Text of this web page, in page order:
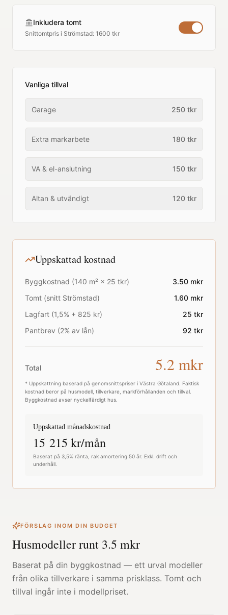
Inkludera tomt
Snittomtpris i Strömstad: 1600 tkr
Vanliga tillval
Garage 250 tkr
Extra markarbete 180 tkr
VA & el-anslutning 150 tkr
Altan & utvändigt 120 tkr
Uppskattad kostnad
Byggkostnad (140 m² × 25 tkr) 3.50 mkr
Tomt (snitt Strömstad) 1.60 mkr
Lagfart (1,5% + 825 kr)
25 tkr
Pantbrev (2% av lån)
92 tkr
Total 5.2 mkr
* Uppskattning baserad på genomsnittspriser i Västra Götaland . Faktisk
kostnad beror på husmodell, tillverkare, markförhållanden och tillval.
Byggkostnad avser nyckelfärdigt hus.
Uppskattad månadskostnad
15 215 kr/mån
Baserat på 3,5% ränta, rak amortering 50 år. Exkl. drift och
underhåll.
FÖRSLAG INOM DIN BUDGET
Husmodeller runt 3.5 mkr
Baserat på din byggkostnad — ett urval modeller
från olika tillverkare i samma prisklass. Tomt och
tillval ingår inte i modellpriset.